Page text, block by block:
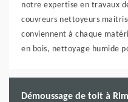
notre expertise en travaux
couvreurs nettoyeurs
conviennent à chaque
en bois, nettoyage humide
Démoussage de toit à